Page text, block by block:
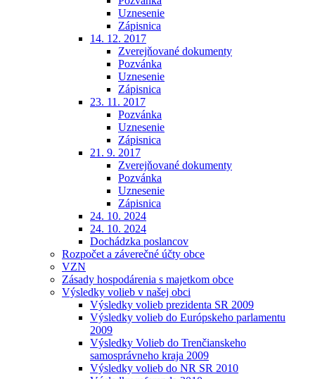
Uznesenie
Zápisnica
14. 12. 2017
Zverejňované dokumenty
Pozvánka
Uznesenie
Zápisnica
23. 11. 2017
Pozvánka
Uznesenie
Zápisnica
21. 9. 2017
Zverejňované dokumenty
Pozvánka
Uznesenie
Zápisnica
24. 10. 2024
24. 10. 2024
Dochádzka poslancov
Rozpočet a záverečné účty obce
VZN
Zásady hospodárenia s majetkom obce
Výsledky volieb v našej obci
Výsledky volieb prezidenta SR 2009
Výsledky volieb do Európskeho parlamentu
2009
Výsledky Volieb do Trenčianskeho
samosprávneho kraja 2009
Výsledky volieb do NR SR 2010